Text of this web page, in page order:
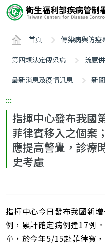
要
ALT+C
首頁 傳染病與防疫
第四類法定傳染病
流感
最新消息及疫情訊息
新
:::
指揮中心發布我國
菲律賓移入之個案
應提高警覺，診療
史考慮
指揮中心今日發布我國新
例，累計確定病例達17例
童，於今年5/15赴菲律賓